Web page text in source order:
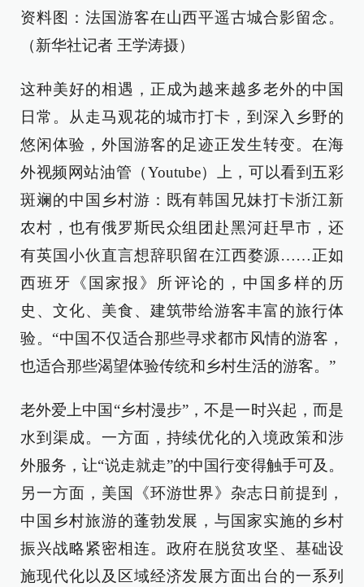
资料图：法国游客在山西平遥古城合影留念。
（新华社记者 王学涛摄）
这种美好的相遇，正成为越来越多老外的中国
日常。从走马观花的城市打卡，到深入乡野的
悠闲体验，外国游客的足迹正发生转变。在海
外视频网站油管（Youtube）上，可以看到五彩
斑斓的中国乡村游：既有韩国兄妹打卡浙江新
农村，也有俄罗斯民众组团赴黑河赶早市，还
有英国小伙直言想辞职留在江西婺源……正如
西班牙《国家报》所评论的，中国多样的历
史、文化、美食、建筑带给游客丰富的旅行体
验。“中国不仅适合那些寻求都市风情的游客，
也适合那些渴望体验传统和乡村生活的游客。”
老外爱上中国“乡村漫步”，不是一时兴起，而是
水到渠成。一方面，持续优化的入境政策和涉
外服务，让“说走就走”的中国行变得触手可及。
另一方面，美国《环游世界》杂志日前提到，
中国乡村旅游的蓬勃发展，与国家实施的乡村
振兴战略紧密相连。政府在脱贫攻坚、基础设
施现代化以及区域经济发展方面出台的一系列